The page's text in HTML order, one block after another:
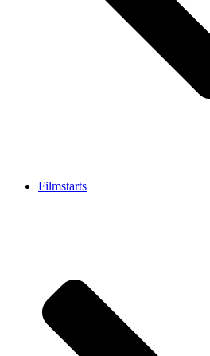
Filmstarts